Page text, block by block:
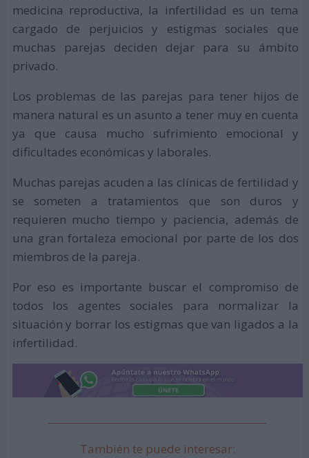
medicina reproductiva, la infertilidad es un tema
cargado de perjuicios y estigmas sociales que
muchas parejas deciden dejar para su ámbito
privado.
Los problemas de las parejas para tener hijos de
manera natural es un asunto a tener muy en cuenta
ya que causa mucho sufrimiento emocional y
dificultades económicas y laborales.
Muchas parejas acuden a las clínicas de fertilidad y
se someten a tratamientos que son duros y
requieren mucho tiempo y paciencia, además de
una gran fortaleza emocional por parte de los dos
miembros de la pareja.
Por eso es importante buscar el compromiso de
todos los agentes sociales para normalizar la
situación y borrar los estigmas que van ligados a la
infertilidad.
También te puede interesar: